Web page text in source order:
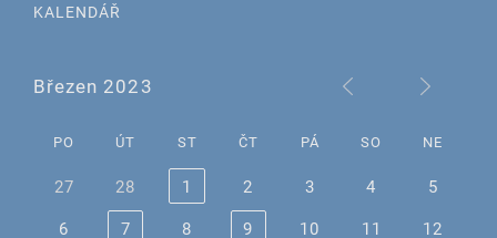
KALENDÁŘ
Březen 2023
PO ÚT ST ČT PÁ SO NE
27 28 1 2 3 4
5
6
7 8 9 10 11
12